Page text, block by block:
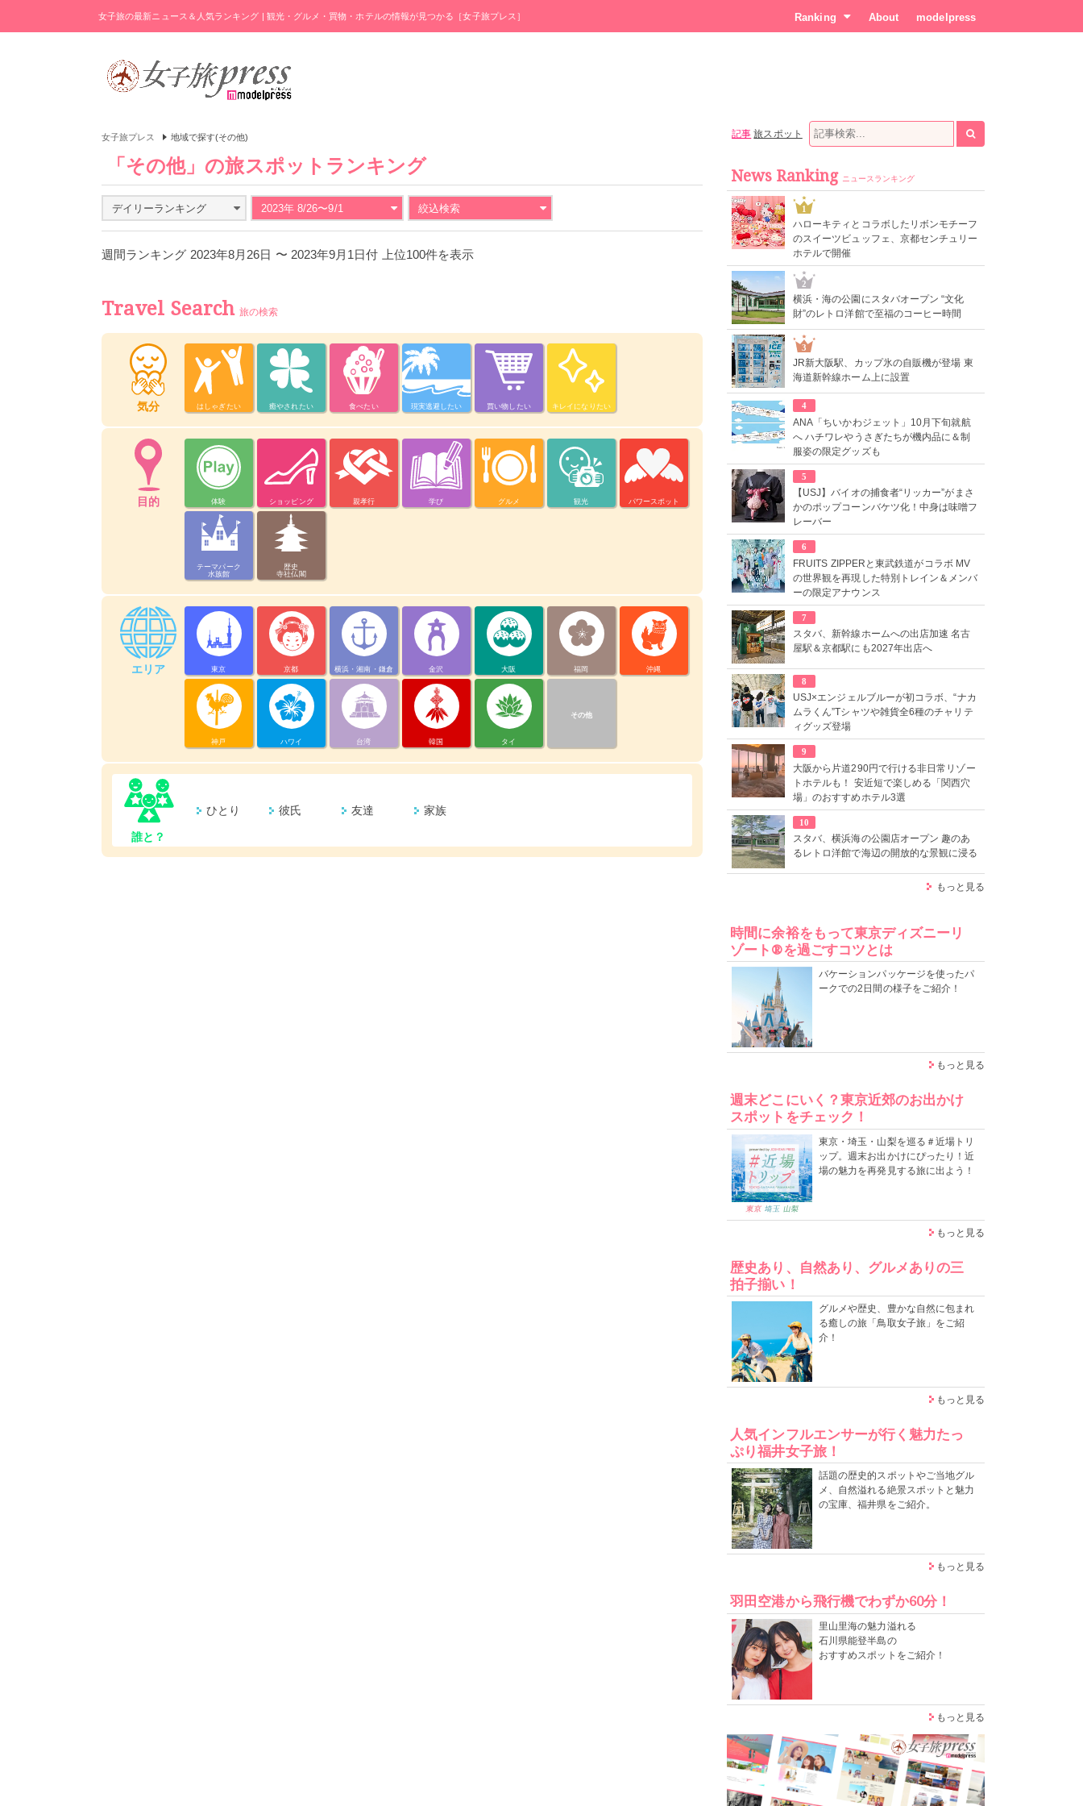
女子旅の最新ニュース＆人気ランキング | 観光・グルメ・買物・ホテルの情報が見つかる［女子旅プレス］ Ranking About modelpress
女子旅プレス 地域で探す(その他)
「その他」の旅スポットランキング
デイリーランキング 2023年 8/26〜9/1 絞込検索
週間ランキング 2023年8月26日 〜 2023年9月1日付 上位100件を表示
Travel Search 旅の検索
気分 はしゃぎたい 癒やされたい 食べたい 現実逃避したい 買い物したい キレイになりたい
目的 体験 ショッピング 親孝行 学び グルメ 観光 パワースポット
テーマパーク
水族館
歴史
寺社仏閣
エリア 東京 京都 横浜・湘南・鎌倉 金沢 大阪 福岡 沖縄
神戸 ハワイ 台湾 韓国 タイ
その他
誰と？
ひとり 彼氏 友達 家族
記事 旅スポット
News Ranking ニュースランキング
1
ハローキティとコラボしたリボンモチーフ
のスイーツビュッフェ、京都センチュリー
ホテルで開催
2
横浜・海の公園にスタバオープン “文化
財”のレトロ洋館で至福のコーヒー時間
3
JR新大阪駅、カップ氷の自販機が登場 東
海道新幹線ホーム上に設置
4
ANA「ちいかわジェット」10月下旬就航
へ ハチワレやうさぎたちが機内品に＆制
服姿の限定グッズも
5
【USJ】バイオの捕食者“リッカー”がまさ
かのポップコーンバケツ化！中身は味噌フ
レーバー
6
FRUITS ZIPPERと東武鉄道がコラボ MV
の世界観を再現した特別トレイン＆メンバ
ーの限定アナウンス
7
スタバ、新幹線ホームへの出店加速 名古
屋駅＆京都駅にも2027年出店へ
8
USJ×エンジェルブルーが初コラボ、“ナカ
ムラくん”Tシャツや雑貨全6種のチャリテ
ィグッズ登場
9
大阪から片道290円で行ける非日常リゾー
トホテルも！ 安近短で楽しめる「関西穴
場」のおすすめホテル3選
10
スタバ、横浜海の公園店オープン 趣のあ
るレトロ洋館で海辺の開放的な景観に浸る
もっと見る
時間に余裕をもって東京ディズニーリ
ゾート®を過ごすコツとは
バケーションパッケージを使ったパ
ークでの2日間の様子をご紹介！
もっと見る
週末どこにいく？東京近郊のお出かけ
スポットをチェック！
東京・埼玉・山梨を巡る＃近場トリ
ップ。週末お出かけにぴったり！近
場の魅力を再発見する旅に出よう！
もっと見る
歴史あり、自然あり、グルメありの三
拍子揃い！
グルメや歴史、豊かな自然に包まれ
る癒しの旅「鳥取女子旅」をご紹
介！
もっと見る
人気インフルエンサーが行く魅力たっ
ぷり福井女子旅！
話題の歴史的スポットやご当地グル
メ、自然溢れる絶景スポットと魅力
の宝庫、福井県をご紹介。
もっと見る
羽田空港から飛行機でわずか60分！
里山里海の魅力溢れる
石川県能登半島の
おすすめスポットをご紹介！
もっと見る